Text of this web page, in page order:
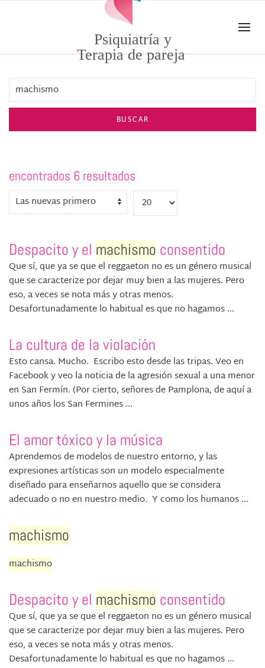
Skip to main contentPsiquiatría y
Terapia de pareja
BUSCAR
encontrados 6 resultados
Despacito y el machismo consentido
Que sí, que ya se que el reggaeton no es un género musical
que se caracterize por dejar muy bien a las mujeres. Pero
eso, a veces se nota más y otras menos.
Desafortunadamente lo habitual es que no hagamos ...
La cultura de la violación
Esto cansa. Mucho. Escribo esto desde las tripas. Veo en
Facebook y veo la noticia de la agresión sexual a una menor
en San Fermín. (Por cierto, señores de Pamplona, de aquí a
unos años los San Fermines ...
El amor tóxico y la música
Aprendemos de modelos de nuestro entorno, y las
expresiones artísticas son un modelo especialmente
diseñado para enseñarnos aquello que se considera
adecuado o no en nuestro medio. Y como los humanos ...
machismo
machismo
Despacito y el machismo consentido
Que sí, que ya se que el reggaeton no es un género musical
que se caracterize por dejar muy bien a las mujeres. Pero
eso, a veces se nota más y otras menos.
Desafortunadamente lo habitual es que no hagamos ...